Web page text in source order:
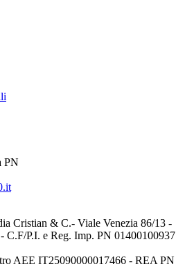
PN
Cristian & C.- Viale Venezia 86/13 -
C.F/P.I. e Reg. Imp. PN 01400100937
AEE IT25090000017466 - REA PN